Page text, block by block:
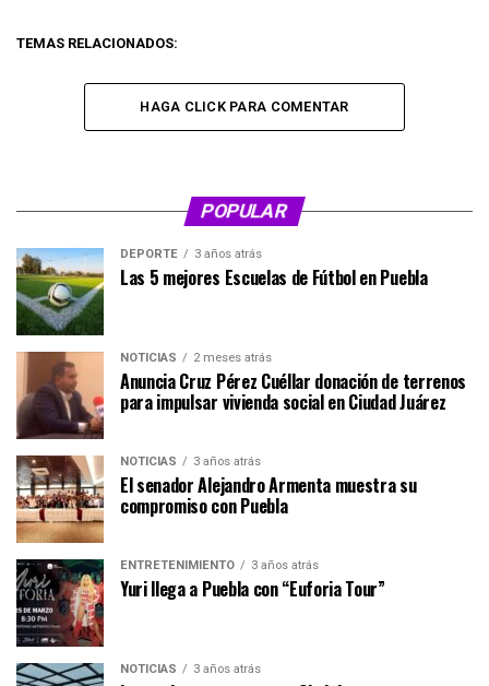
TEMAS RELACIONADOS:
HAGA CLICK PARA COMENTAR
POPULAR
DEPORTE 3 años atrás
Las 5 mejores Escuelas de Fútbol en Puebla
NOTICIAS 2 meses atrás
Anuncia Cruz Pérez Cuéllar donación de terrenos
para impulsar vivienda social en Ciudad Juárez
NOTICIAS 3 años atrás
El senador Alejandro Armenta muestra su
compromiso con Puebla
ENTRETENIMIENTO 3 años atrás
Yuri llega a Puebla con “Euforia Tour”
NOTICIAS 3 años atrás